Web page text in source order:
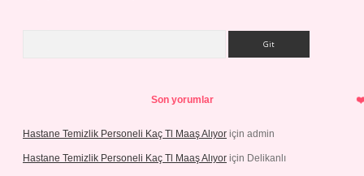
Son yorumlar
Hastane Temizlik Personeli Kaç Tl Maaş Alıyor için admin
Hastane Temizlik Personeli Kaç Tl Maaş Alıyor için Delikanlı